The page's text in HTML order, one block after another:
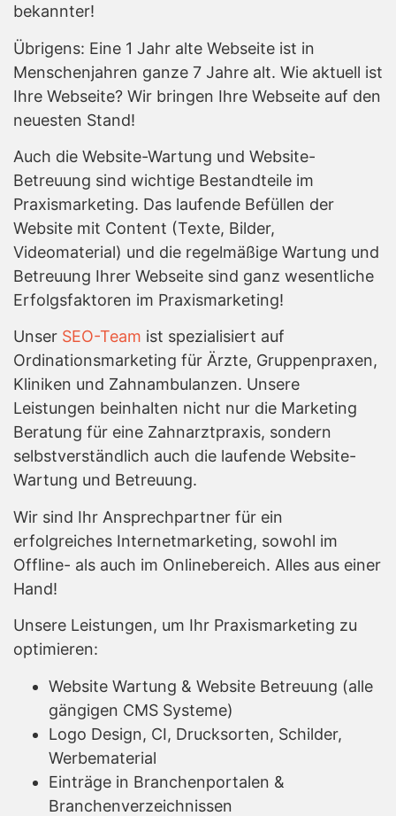
bekannter!
Übrigens: Eine 1 Jahr alte Webseite ist in
Menschenjahren ganze 7 Jahre alt. Wie aktuell ist
Ihre Webseite? Wir bringen Ihre Webseite auf den
neuesten Stand!
Auch die Website-Wartung und Website-
Betreuung sind wichtige Bestandteile im
Praxismarketing. Das laufende Befüllen der
Website mit Content (Texte, Bilder,
Videomaterial) und die regelmäßige Wartung und
Betreuung Ihrer Webseite sind ganz wesentliche
Erfolgsfaktoren im Praxismarketing!
Unser SEO-Team ist spezialisiert auf
Ordinationsmarketing für Ärzte, Gruppenpraxen,
Kliniken und Zahnambulanzen. Unsere
Leistungen beinhalten nicht nur die Marketing
Beratung für eine Zahnarztpraxis, sondern
selbstverständlich auch die laufende Website-
Wartung und Betreuung.
Wir sind Ihr Ansprechpartner für ein
erfolgreiches Internetmarketing, sowohl im
Offline- als auch im Onlinebereich. Alles aus einer
Hand!
Unsere Leistungen, um Ihr Praxismarketing zu
optimieren:
Website Wartung & Website Betreuung (alle
gängigen CMS Systeme)
Logo Design, CI, Drucksorten, Schilder,
Werbematerial
Einträge in Branchenportalen &
Branchenverzeichnissen